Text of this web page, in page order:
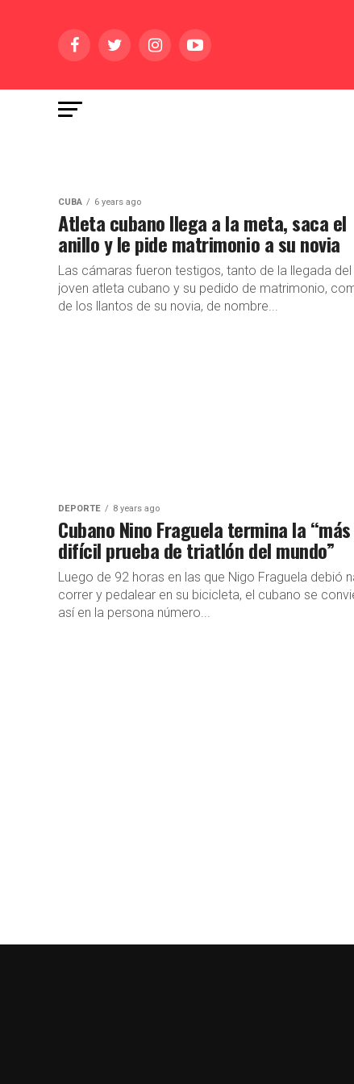
CUBA 6 years ago
Atleta cubano llega a la meta, saca el
anillo y le pide matrimonio a su novia
Las cámaras fueron testigos, tanto de la llegada del
joven atleta cubano y su pedido de matrimonio,
de los llantos de su novia, de nombre...
DEPORTE 8 years ago
Cubano Nino Fraguela termina la “más
difícil prueba de triatlón del mundo”
Luego de 92 horas en las que Nigo Fraguela debió
correr y pedalear en su bicicleta, el cubano se
así en la persona número...